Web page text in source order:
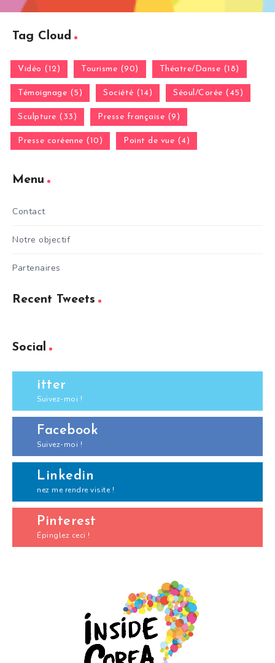
Tag Cloud
Vidéo (12) Tourisme (90) Théatre/Danse (18)
Témoignage (5) Société (14) Séoul/Corée (45)
Sculpture (33) Presse française (9)
Presse coréenne (10) Point de vue (4)
Menu
Contact
Notre objectif
Partenaires
Recent Tweets
Social
itter
Suivez-moi !
Facebook
Suivez-moi !
Linkedin
nez me rendre visite !
Pinterest
Épinglez ceci !